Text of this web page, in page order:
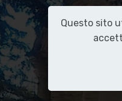
Questo sito